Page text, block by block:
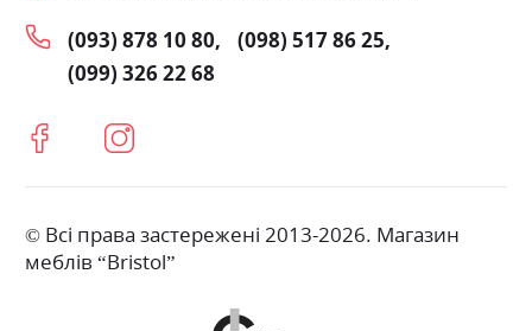
(093) 878 10 80
(098) 517 86 25
(099) 326 22 68
© Всі права застережені 2013-2026. Магазин
меблів “Bristol”